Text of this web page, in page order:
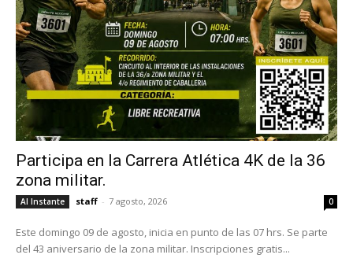
Participa en la Carrera Atlética 4K de la 36
zona militar.
Al Instante staff - 7 agosto, 2026 0
Este domingo 09 de agosto, inicia en punto de las 07 hrs. Se parte
del 43 aniversario de la zona militar. Inscripciones gratis...